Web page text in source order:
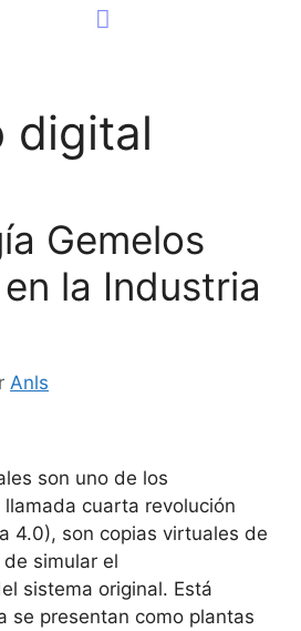
digital
Gemelos
la Industria
Anls
son uno de los
cuarta revolución
4.0), son copias virtuales de
simular el
sistema original. Está
se presentan como plantas